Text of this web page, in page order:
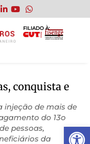
Abrir
FILIADO À:
conquista e
injeção de mais de
do 13o
pessoas,
da